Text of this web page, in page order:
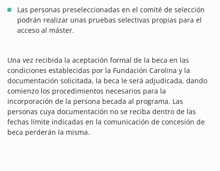
Las personas preseleccionadas en el comité de selección
podrán realizar unas pruebas selectivas propias para el
acceso al máster.
Una vez recibida la aceptación formal de la beca en las
condiciones establecidas por la Fundación Carolina y la
documentación solicitada, la beca le será adjudicada, dando
comienzo los procedimientos necesarios para la
incorporación de la persona becada al programa. Las
personas cuya documentación no se reciba dentro de las
fechas límite indicadas en la comunicación de concesión de
beca perderán la misma.